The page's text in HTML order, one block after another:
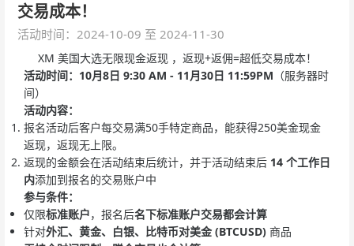
交易成本！
活动时间：2024-10-09 至 2024-11-30
XM 美国大选无限现金返现 ，返现+返佣=超低交易成本！
活动时间：10月8日 9:30 AM - 11月30日 11:59PM （服务器时
间）
活动内容：
报名活动后客户每交易满50手特定商品，能获得250美金现金
返现，返现无上限。
返现的金额会在活动结束后统计，并于活动结束后 14 个工作日
内添加到报名的交易账户中
参与条件：
仅限标准账户，报名后名下标准账户交易都会计算
针对外汇、黄金、白银、比特币对美金 (BTCUSD) 商品